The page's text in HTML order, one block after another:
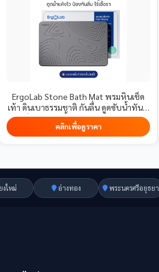
ErgoLab Stone Bath Mat พรมหินเช็ด
เท้า ดินเบาธรรมชาติ กันลื่น ดูดซับน้ำทันที
แห้งเร็ว ป้องกันเชื้อรา ทำความสะอาดง่าย
คลิกเพื่อดูราคา
งใหม่ อ่างทอง พระนครศรีอยุธยา